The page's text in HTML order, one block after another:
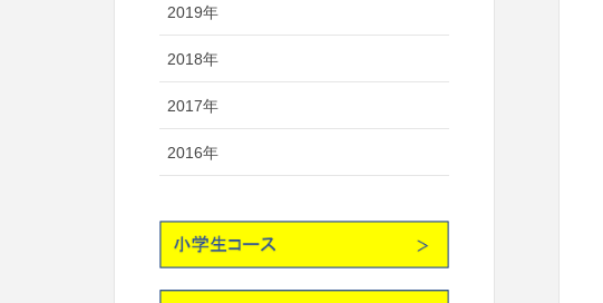
2019年
2018年
2017年
2016年